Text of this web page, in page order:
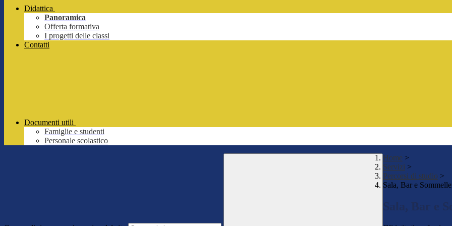
Didattica
Panoramica
Offerta formativa
I progetti delle classi
Contatti
Documenti utili
Famiglie e studenti
Personale scolastico
Home >
Servizi >
Percorsi di studio >
Sala, Bar e
Sala, Bar e